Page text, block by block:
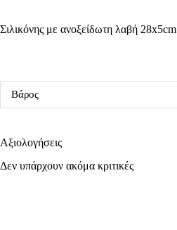
Σιλικόνης με ανοξείδωτη λαβή 28x5cm
Βάρος
Αξιολογήσεις
Δεν υπάρχουν ακόμα κριτικές